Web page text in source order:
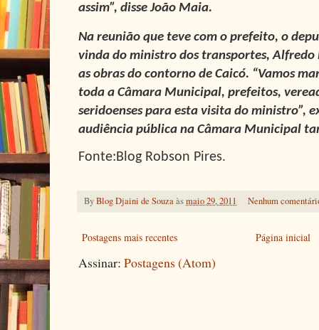
assim”, disse João Maia.
Na reunião que teve com o prefeito, o
vinda do ministro dos transportes, Alfredo
as obras do contorno de Caicó. “Vamos
toda a Câmara Municipal, prefeitos,
seridoenses para esta visita do ministro”,
audiência pública na Câmara Municipal
Fonte:Blog Robson Pires.
ByBlog Djaini de Souzaàsmaio 29, 2011 Nenhum
Postagens mais recentes Página inicial
Assinar: Postagens (Atom)